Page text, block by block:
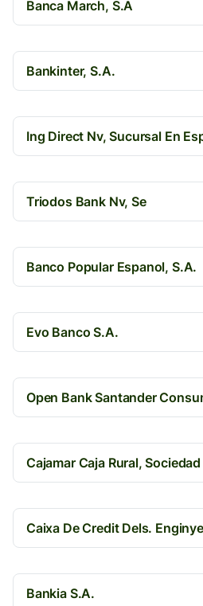
Banca March, S.A
Bankinter, S.A.
Ing Direct Nv, Sucursal En
Triodos Bank Nv, Se
Banco Popular Espanol, S.A.
Evo Banco S.A.
Open Bank Santander
Cajamar Caja Rural,
Caixa De Credit Dels.
Bankia S.A.